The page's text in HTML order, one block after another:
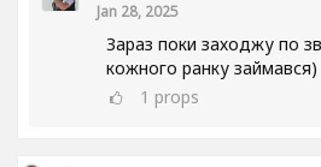
Jan 28, 2025
Зараз поки заходжу по
кожного ранку займався)
1 props